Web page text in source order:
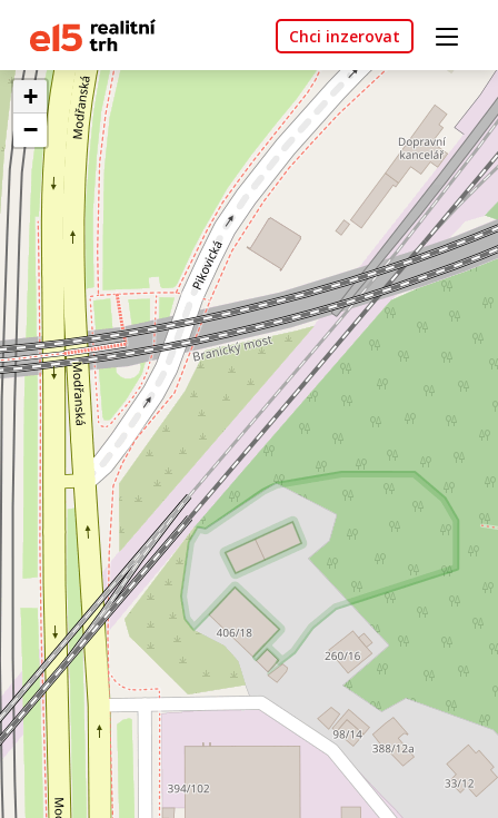
Chci inzerovat
+
−